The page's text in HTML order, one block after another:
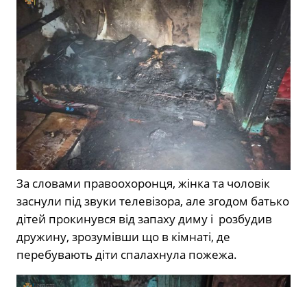
За словами правоохоронця, жінка та чоловік
заснули під звуки телевізора, але згодом батько
дітей прокинувся від запаху диму і розбудив
дружину, зрозумівши що в кімнаті, де
перебувають діти спалахнула пожежа.